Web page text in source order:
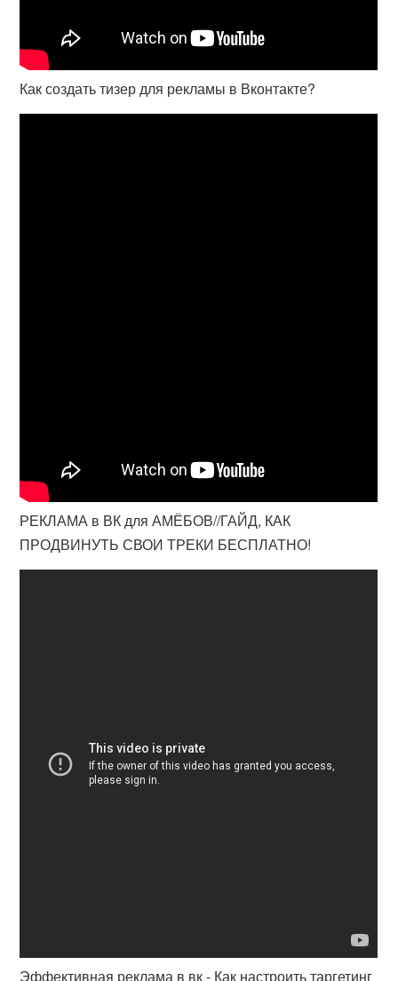
Как создать тизер для рекламы в Вконтакте?
РЕКЛАМА в ВК для АМЁБОВ//ГАЙД, КАК
ПРОДВИНУТЬ СВОИ ТРЕКИ БЕСПЛАТНО!
Эффективная реклама в вк - Как настроить таргетинг